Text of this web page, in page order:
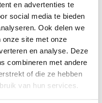
en advertenties te
social media te bieden
Ook delen we
onze site met onze
en analyse. Deze
combineren met andere
of die ze hebben
van hun services.
ons in om sport
van jonge talenten tot
geeft zelfvertrouwen en
saamhorigheid nemen
en partnerschappen. Elke
draagt bij aan meer
we dat je pas écht wint